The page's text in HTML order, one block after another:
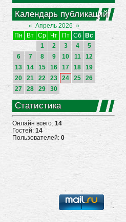
Календарь публикаций
« Апрель 2026 »
Пн
Вт Ср Чт Пт Сб
Вс
1
2 3 4
5
6
7 8 9 10 11
12
13
14 15 16 17 18
19
20
21 22 23 24 25
26
27
28 29 30
Статистика
Онлайн всего: 14
Гостей: 14
Пользователей: 0